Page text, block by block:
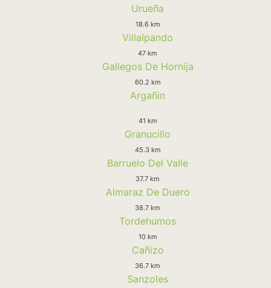
Urueña
18.6 km
Villalpando
47 km
Gallegos De Hornija
60.2 km
Argañin
41 km
Granucillo
45.3 km
Barruelo Del Valle
37.7 km
Almaraz De Duero
38.7 km
Tordehumos
10 km
Cañizo
36.7 km
Sanzoles